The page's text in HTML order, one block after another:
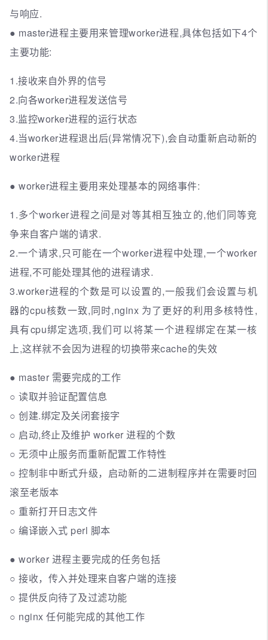
与响应.
● master进程主要用来管理worker进程,具体包括如下4个
主要功能:
1.接收来自外界的信号
2.向各worker进程发送信号
3.监控worker进程的运行状态
4.当worker进程退出后(异常情况下),会自动重新启动新的
worker进程
● worker进程主要用来处理基本的网络事件:
1.多个worker进程之间是对等其相互独立的,他们同等竞
争来自客户端的请求.
2.一个请求,只可能在一个worker进程中处理,一个worker
进程,不可能处理其他的进程请求.
3.worker进程的个数是可以设置的,一般我们会设置与机
器的cpu核数一致,同时,nginx 为了更好的利用多核特性,
具有cpu绑定选项,我们可以将某一个进程绑定在某一核
上,这样就不会因为进程的切换带来cache的失效
● master 需要完成的工作
○ 读取并验证配置信息
○ 创建.绑定及关闭套接字
○ 启动,终止及维护 worker 进程的个数
○ 无须中止服务而重新配置工作特性
○ 控制非中断式升级，启动新的二进制程序并在需要时回
滚至老版本
○ 重新打开日志文件
○ 编译嵌入式 perl 脚本
● worker 进程主要完成的任务包括
○ 接收，传入并处理来自客户端的连接
○ 提供反向待了及过滤功能
○ nginx 任何能完成的其他工作